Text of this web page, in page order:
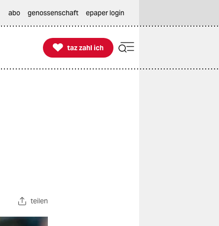
abo genossenschaft epaper login

taz zahl ich
taz zahl ich
teilen